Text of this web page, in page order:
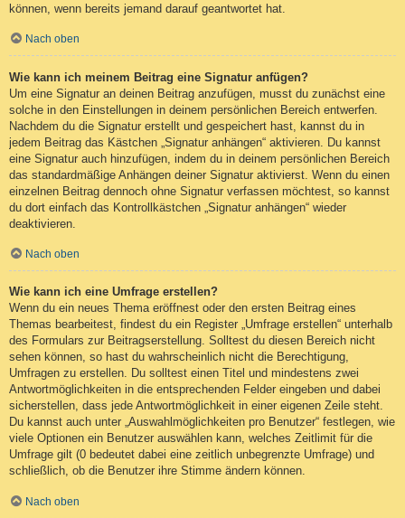
können, wenn bereits jemand darauf geantwortet hat.
Nach oben
Wie kann ich meinem Beitrag eine Signatur anfügen?
Um eine Signatur an deinen Beitrag anzufügen, musst du zunächst eine
solche in den Einstellungen in deinem persönlichen Bereich entwerfen.
Nachdem du die Signatur erstellt und gespeichert hast, kannst du in
jedem Beitrag das Kästchen „Signatur anhängen“ aktivieren. Du kannst
eine Signatur auch hinzufügen, indem du in deinem persönlichen Bereich
das standardmäßige Anhängen deiner Signatur aktivierst. Wenn du einen
einzelnen Beitrag dennoch ohne Signatur verfassen möchtest, so kannst
du dort einfach das Kontrollkästchen „Signatur anhängen“ wieder
deaktivieren.
Nach oben
Wie kann ich eine Umfrage erstellen?
Wenn du ein neues Thema eröffnest oder den ersten Beitrag eines
Themas bearbeitest, findest du ein Register „Umfrage erstellen“ unterhalb
des Formulars zur Beitragserstellung. Solltest du diesen Bereich nicht
sehen können, so hast du wahrscheinlich nicht die Berechtigung,
Umfragen zu erstellen. Du solltest einen Titel und mindestens zwei
Antwortmöglichkeiten in die entsprechenden Felder eingeben und dabei
sicherstellen, dass jede Antwortmöglichkeit in einer eigenen Zeile steht.
Du kannst auch unter „Auswahlmöglichkeiten pro Benutzer“ festlegen, wie
viele Optionen ein Benutzer auswählen kann, welches Zeitlimit für die
Umfrage gilt (0 bedeutet dabei eine zeitlich unbegrenzte Umfrage) und
schließlich, ob die Benutzer ihre Stimme ändern können.
Nach oben